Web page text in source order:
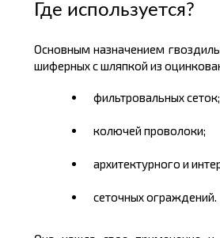
Где используется?
Основным назначением
шиферных с шляпкой из
фильтровальных сеток;
колючей проволоки;
архитектурного и
сеточных ограждений.